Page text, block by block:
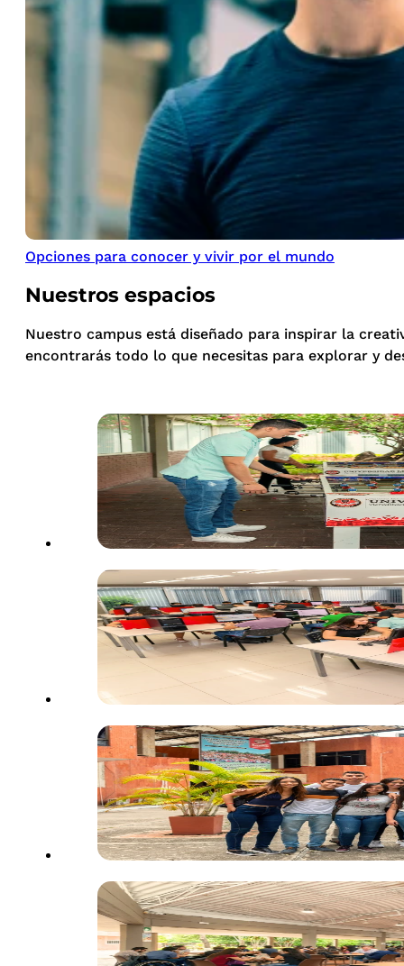
Opciones para conocer y vivir por el mundo
Nuestros espacios
Nuestro campus está diseñado para inspirar la
encontrarás todo lo que necesitas para explorar y